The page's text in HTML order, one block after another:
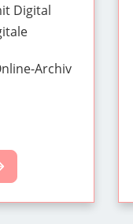
Digital
Archiv